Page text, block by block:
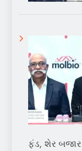
ફંડ, શેર બજાર